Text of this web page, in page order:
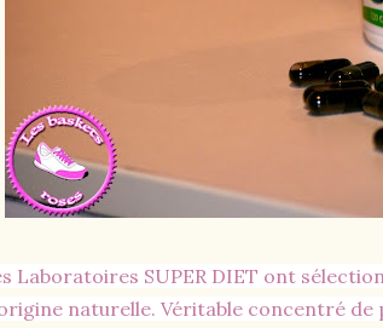
Laboratoires SUPER DIET ont
naturelle. Véritable concentré